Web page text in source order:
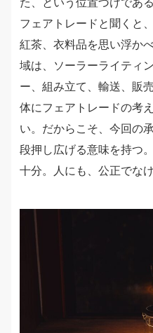
フェアトレードと聞くと
紅茶、衣料品を思い浮か
域は、ソーラーライティ
ー、組み立て、輸送、販
体にフェアトレードの考
い。だからこそ、今回の
段押し広げる意味を持つ
十分。人にも、公正でな